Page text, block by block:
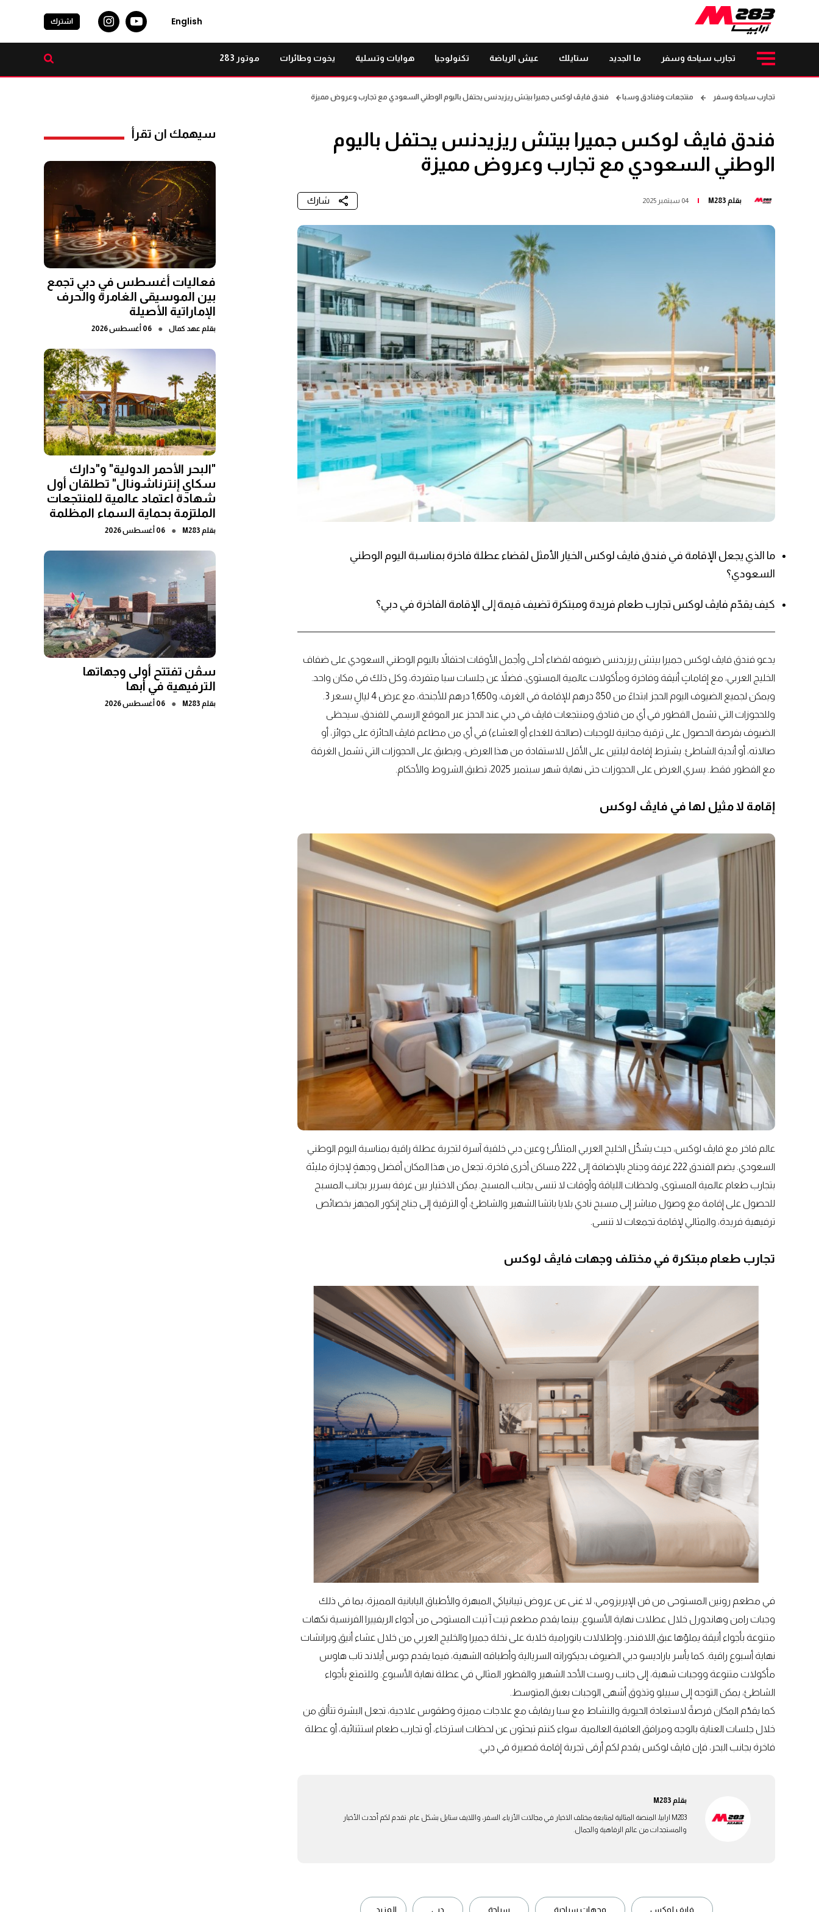
English اشترك
تجارب سياحة وسفر ما الجديد ستايلك عيش الرياضة تكنولوجيا هوايات وتسلية يخوت وطائرات موتور 283
تجارب سياحة وسفر منتجعات وفنادق وسبا فندق فايڤ لوكس جميرا بيتش ريزيدنس يحتفل باليوم الوطني السعودي مع تجارب وعروض مميزة
فندق فايڤ لوكس جميرا بيتش ريزيدنس يحتفل باليوم
الوطني السعودي مع تجارب وعروض مميزة
بقلم M283 04 سبتمبر 2025 شارك
ما الذي يجعل الإقامة في فندق فايڤ لوكس الخيار الأمثل لقضاء عطلة فاخرة بمناسبة اليوم الوطني
السعودي؟
كيف يقدّم فايڤ لوكس تجارب طعام فريدة ومبتكرة تضيف قيمة إلى الإقامة الفاخرة في دبي؟
يدعو فندق فايڤ لوكس جميرا بيتش ريزيدنس ضيوفه لقضاء أحلى وأجمل الأوقات احتفالاً باليوم الوطني السعودي على ضفاف
الخليج العربي، مع إقاماتٍ أنيقة وفاخرة ومأكولات عالمية المستوى، فضلاً عن جلسات سبا متفردة، وكل ذلك في مكان واحد.
وللحجوزات التي تشمل الفطور في أي من فنادق ومنتجعات فايڤ في دبي عند الحجز عبر الموقع الرسمي للفندق، سيحظى
الضيوف بفرصة الحصول على ترقية مجانية للوجبات (صالحة للغداء أو العشاء) في أي من مطاعم فايڤ الحائزة على جوائز، أو
صالاته، أو أندية الشاطئ. يشترط إقامة ليلتين على الأقل للاستفادة من هذا العرض، ويطبق على الحجوزات التي تشمل الغرفة
مع الفطور فقط. يسري العرض على الحجوزات حتى نهاية شهر سبتمبر 2025، تطبق الشروط والأحكام.
إقامة لا مثيل لها في فايڤ لوكس
عالم فاخر مع فايڤ لوكس، حيث يشكّل الخليج العربي المتلألئ وعين دبي خلفية آسرة لتجربة عطلة راقية بمناسبة اليوم الوطني
السعودي. يضم الفندق 222 غرفة وجناح بالإضافة إلى 222 مساكن أخرى فاخرة، تجعل من هذا المكان أفضل وجهةٍ لإجازة مليئة
بتجارب طعام عالمية المستوى، ولحظات اللياقة وأوقات لا تنسى بجانب المسبح. يمكن الاختيار بين غرفة بسرير بجانب المسبح
للحصول على إقامة مع وصول مباشر إلى مسبح نادي بلايا باتشا الشهير والشاطئ، أو الترقية إلى جناح إنكور المجهز بخصائص
ترفيهية فريدة، والمثالي لإقامة تجمعات لا تنسى.
تجارب طعام مبتكرة في مختلف وجهات فايڤ لوكس
في مطعم رونين المستوحى من فن الإيريزومي، لا غنى عن عروض تيبانياكي المبهرة والأطباق اليابانية المميزة، بما في ذلك
وجبات رامن وهاندورل خلال عطلات نهاية الأسبوع. بينما يقدم مطعم تيت آ تيت المستوحى من أجواء الريفييرا الفرنسية نكهات
متنوعة بأجواء أنيقة يملؤها عبق اللافندر، وإطلالات بانورامية خلابة على نخلة جميرا والخليج العربي من خلال عشاء أنيق وبرانشات
نهاية أسبوع راقية. كما يأسر باراديسو دبي الضيوف بديكوراته السريالية وأطباقه الشهية، فيما يقدم جوس أيلاند تاب هاوس
مأكولات متنوعة ووجبات شهية، إلى جانب روست الأحد الشهير والفطور المثالي في عطلة نهاية الأسبوع. وللتمتع بأجواء
الشاطئ، يمكن التوجه إلى سييلو وتذوق أشهى الوجبات بعبق المتوسط.
كما يقدّم المكان فرصةً لاستعادة الحيوية والنشاط مع سبا ريفايڤ مع علاجات مميزة وطقوس علاجية، تجعل البشرة تتألق من
خلال جلسات العناية بالوجه ومرافق العافية العالمية. سواء كنتم تبحثون عن لحظات استرخاء، أو تجارب طعام استثنائية، أو عطلة
فاخرة بجانب البحر، فإن فايڤ لوكس يقدم لكم أرقى تجربة إقامة قصيرة في دبي.
بقلم M283
M283 ارابيا، المنصة المثالية لمتابعة مختلف الاخبار في مجالات الأزياء، السفر، واللايف ستايل بشكل عام. تقدم لكم أحدث الأخبار
والمستجدات من عالم الرفاهية والجمال.
فايف لوكس وجهات سياحية سياحة دبي المزيد...
سيهمك ان تقرأ
فعاليات أغسطس في دبي تجمع
بين الموسيقى الغامرة والحرف
الإماراتية الأصيلة
بقلم عهد كمال ● 06 أغسطس 2026
"البحر الأحمر الدولية" و"دارك
سكاي إنترناشونال" تطلقان أول
شهادة اعتماد عالمية للمنتجعات
الملتزمة بحماية السماء المظلمة
بقلم M283
● 06 أغسطس 2026
سڤن تفتتح أولى وجهاتها
الترفيهية في أبها
بقلم M283
● 06 أغسطس 2026